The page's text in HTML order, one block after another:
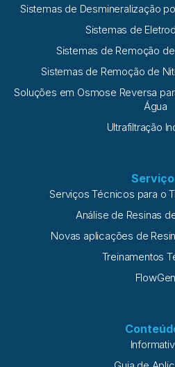
Sistemas de Desmineralização
Sistemas de
Sistemas de Remoção
Sistemas de Remoção de
Soluções em Osmose Reversa
Água
Ultrafiltração
Serviços Técnicos para o
Análise de Resinas
Novas aplicações de
Treinamentos
FlowGen